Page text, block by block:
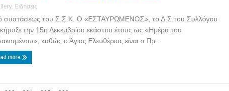
, Ειδήσεις
συστάσεως του Σ.Σ.Κ. Ο «ΕΣΤΑΥΡΩΜΕΝΟΣ», το Δ.Σ του Συλλόγου
την 15η Δεκεμβρίου εκάστου έτους ως «Ημέρα του
καθώς ο Άγιος Ελευθέριος είναι ο Πρ...
more